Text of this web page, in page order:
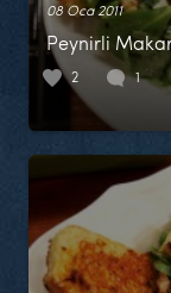
08 Oca 2011
Peynirli
2 1